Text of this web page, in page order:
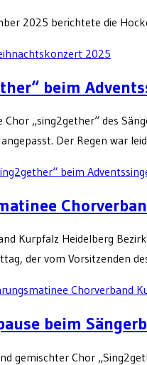
2025 berichtete die
2025
beim
Chor „sing2gether“ des
Der Regen war
beim
Kurpfalz Heidelberg
der vom Vorsitzenden
Chorverband
beim
gemischter Chor